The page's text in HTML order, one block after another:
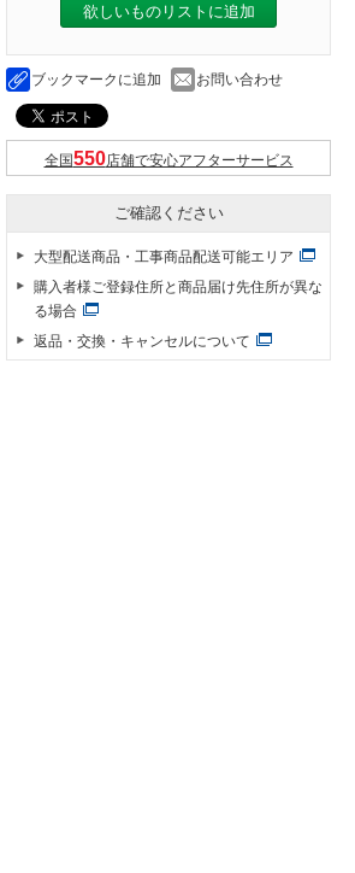
欲しいものリストに追加
ブックマークに追加 お問い合わせ
全国 店舗で安心アフターサービス
ご確認ください
大型配送商品・工事商品配送可能エリア
購入者様ご登録住所と商品届け先住所が異な
る場合
返品・交換・キャンセルについて